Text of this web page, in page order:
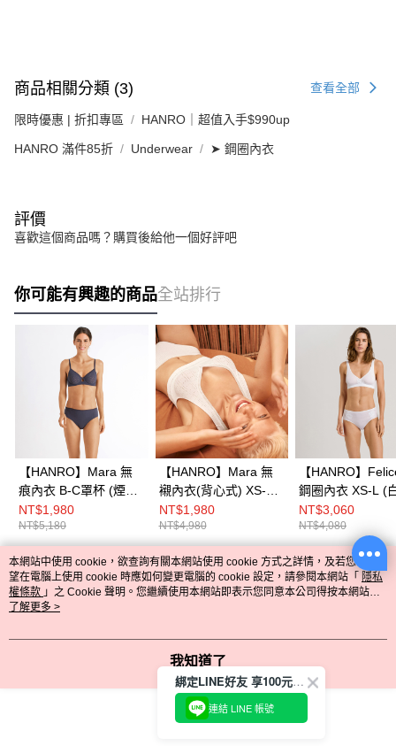
商品相關分類 (3) 查看全部
限時優惠 | 折扣專區 HANRO｜超值入手$990up
HANRO 滿件85折 Underwear ➤ 鋼圈內衣
評價
喜歡這個商品嗎？購買後給他一個好評吧
你可能有興趣的商品全站排行
【HANRO】Mara 無
痕內衣 B-C罩杯 (煙燻
灰)
NT$1,980
NT$5,180
【HANRO】Mara 無
襯內衣(背心式) XS-M
(珍珠白)
NT$1,980
NT$4,980
【HANRO】
鋼圈內衣 XS-L (
NT$3,060
NT$4,080
熱門標籤
本網站中使用 cookie，欲查詢有關本網站使用 cookie 方式之詳情，及若您不希
望在電腦上使用 cookie 時應如何變更電腦的 cookie 設定，請參閱本網站「 隱私
權條款 」之 Cookie 聲明。您繼續使用本網站即表示您同意本公司得按本網站使
用條款之 Cookie 聲明使用 cookie。
了解更多 >
我知道了
綁定LINE好友 享100元折價券
連結 LINE 帳號